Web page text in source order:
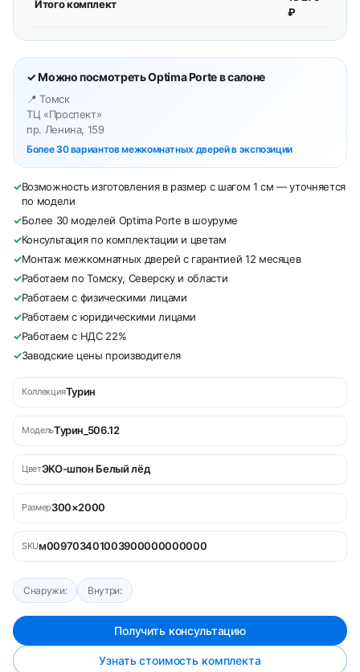
Итого комплект
₽
✓ Можно посмотреть Optima Porte в салоне
📍 Томск
ТЦ «Проспект»
пр. Ленина, 159
Более 30 вариантов межкомнатных дверей в экспозиции
✓Возможность изготовления в размер с шагом 1 см — уточняется
по модели
✓Более 30 моделей Optima Porte в шоуруме
✓Консультация по комплектации и цветам
✓Монтаж межкомнатных дверей с гарантией 12 месяцев
✓Работаем по Томску, Северску и области
✓Работаем с физическими лицами
✓Работаем с юридическими лицами
✓Работаем с НДС 22%
✓Заводские цены производителя
КоллекцияТурин
МодельТурин_506.12
ЦветЭКО-шпон Белый лёд
Размер300×2000
SKUм009703401003900000000000
Снаружи: Внутри:
Получить консультацию
Узнать стоимость комплекта